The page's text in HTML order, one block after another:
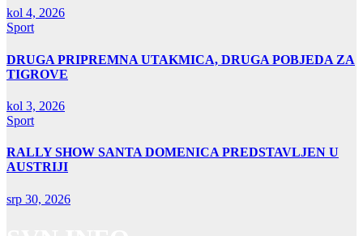
kol 4, 2026
Sport
DRUGA PRIPREMNA UTAKMICA, DRUGA POBJEDA ZA
TIGROVE
kol 3, 2026
Sport
RALLY SHOW SANTA DOMENICA PREDSTAVLJEN U
AUSTRIJI
srp 30, 2026